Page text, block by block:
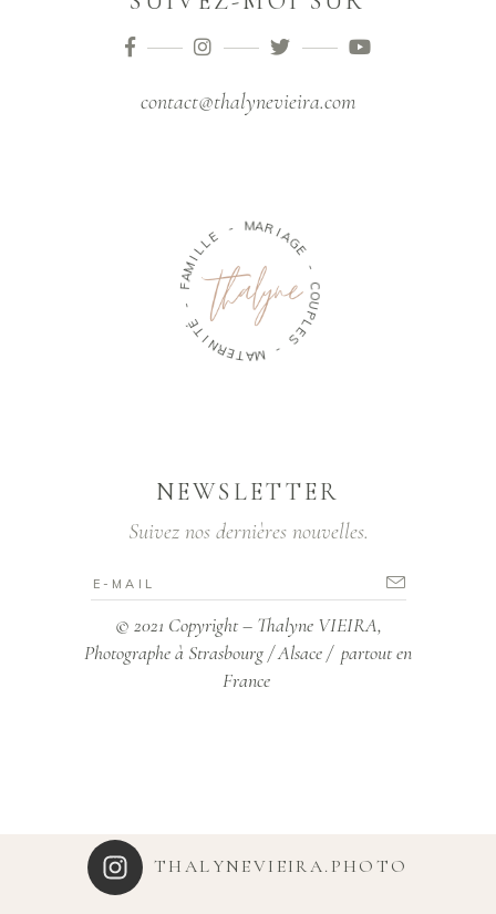
contact@thalynevieira.com
- MARIA
G
E
-
C
O
U
P
L
E
S
-
M
A
T
E
R
N
I
T
É
-
F
A
M
ILL E
NEWSLETTER
Suivez nos dernières nouvelles.
© 2021 Copyright – Thalyne VIEIRA,
Photographe à Strasbourg / Alsace / partout en
France
THALYNEVIEIRA.PHOTO